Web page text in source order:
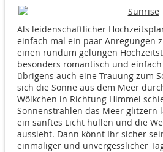
Als leidenschaftlicher
einfach mal ein paar Anregungen
einen rundum gelungen
besonders romantisch und
übrigens auch eine Trauung zum
sich die Sonne aus dem Meer
Wölkchen in Richtung Himmel
Sonnenstrahlen das Meer glitzern
ein sanftes Licht hüllen und die
aussieht. Dann könnt Ihr sicher
einmaliger und unvergesslicher